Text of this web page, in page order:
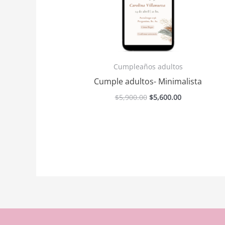
Cumpleaños adultos
Cumple adultos- Minimalista
$5,900.00 $5,600.00